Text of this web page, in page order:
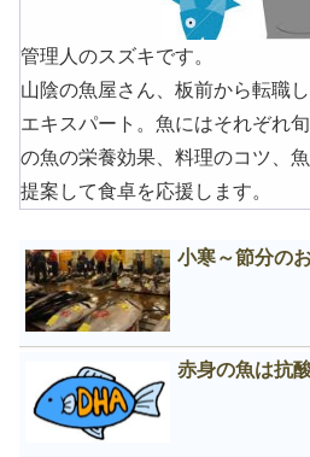
管理人のスズキです。
山陰の魚屋さん、板前から転職
エキスパート。魚にはそれぞれ
の魚の栄養効果、料理のコツ、
提案して食卓を応援します。
小寒～節分の
赤身の魚は抗